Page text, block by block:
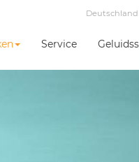
Deutschland
Service